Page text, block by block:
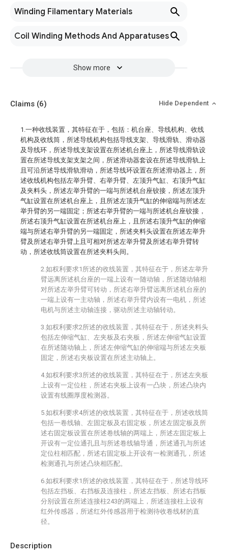
Winding Filamentary Materials
Coil Winding Methods And Apparatuses
Show more
Description
Claims (6) Hide Dependent
1.一种收线装置，其特征在于，包括：机台座、导线机构、收线
机构及收线筒，所述导线机构包括导线支架、导线滑轨、滑动器
及导线环，所述导线支架设置在所述机台座上，所述导线滑轨设
置在所述导线支架支架之间，所述滑动器套设在所述导线滑轨上
且可沿所述导线滑轨滑动，所述导线环设置在所述滑动器上，所
述收线机构包括左举升臂、右举升臂、左顶升气缸、右顶升气缸
及夹料头，所述左举升臂的一端与所述机台座铰接，所述左顶升
气缸设置在所述机台座上，且所述左顶升气缸的伸缩端与所述左
举升臂的另一端固定；所述右举升臂的一端与所述机台座铰接，
所述右顶升气缸设置在所述机台座上，且所述右顶升气缸的伸缩
端与所述右举升臂的另一端固定，所述夹料头设置在所述左举升
臂及所述右举升臂上且可相对所述左举升臂及所述右举升臂转
动，所述收线筒设置在所述夹料头间。
2.如权利要求1所述的收线装置，其特征在于，所述左举升
臂远离所述机台座的一端上设有一随动轴，所述随动轴相
对所述左举升臂可转动，所述右举升臂远离所述机台座的
一端上设有一主动轴，所述右举升臂内设有一电机，所述
电机与所述主动轴连接，驱动所述主动轴转动。
3.如权利要求2所述的收线装置，其特征在于，所述夹料头
包括左伸缩气缸、左夹板及右夹板，所述左伸缩气缸设置
在所述随动轴上，所述左伸缩气缸的伸缩端与所述左夹板
固定，所述右夹板设置在所述主动轴上。
4.如权利要求3所述的收线装置，其特征在于，所述左夹板
上设有一定位柱，所述右夹板上设有一凸块，所述凸块内
设置有线圈厚度检测器。
5.如权利要求4所述的收线装置，其特征在于，所述收线筒
包括一卷线轴、左固定板及右固定板，所述左固定板及所
述右固定板设置在所述卷线轴的两端上，所述左固定板上
开设有一定位通孔且与所述卷线轴导通，所述通孔与所述
定位柱相匹配，所述右固定板上开设有一检测通孔，所述
检测通孔与所述凸块相匹配。
6.如权利要求1所述的收线装置，其特征在于，所述导线环
包括左挡板、右挡板及连接柱，所述左挡板、所述右挡板
分别设置在所述连接柱243的两端上，所述连接柱上设有
红外传感器，所述红外传感器用于检测待收卷线材的直
径。